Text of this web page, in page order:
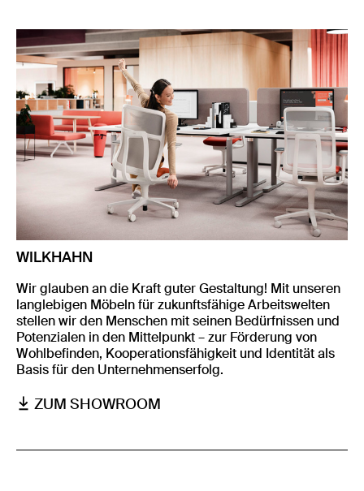
WILKHAHN
Wir glauben an die Kraft guter Gestaltung! Mit unseren
langlebigen Möbeln für zukunftsfähige Arbeitswelten
stellen wir den Menschen mit seinen Bedürfnissen und
Potenzialen in den Mittelpunkt – zur Förderung von
Wohlbefinden, Kooperationsfähigkeit und Identität als
Basis für den Unternehmenserfolg.
ZUM SHOWROOM